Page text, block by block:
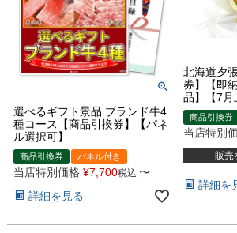
選べるギフト景品 ブランド牛4
種コース【商品引換券】【パネ
ル選択可】
商品引換券 パネル付き
当店特別価格 ¥7,700税込 〜
詳細を見る
北海道夕
券】【即
品】【7月
商品引換券
当店特別
販売
詳細を